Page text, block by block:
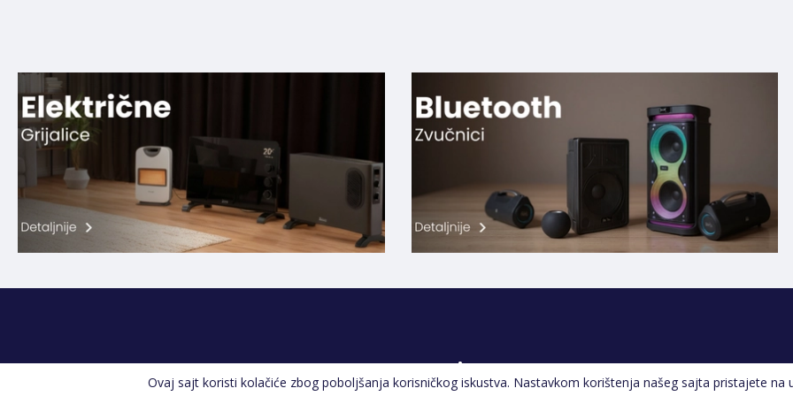
Pratite nas
Ovaj sajt koristi kolačiće zbog poboljšanja korisničkog iskustva. Nastavkom korištenja našeg sajta pristajete na